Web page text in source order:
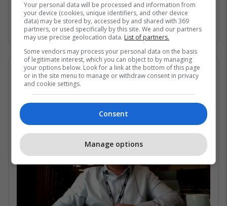
Gjirin Persik dhe nuk janë në gjendje të arrijnë
në det të hapur për shkak të bllokadës
iraniane. /Telegrafi/
07/05/2026 • 16:19
Në çfarë kushtesh mund të
rihapet Ngushtica e Hormuzit?
Your personal data will be processed and information from
your device (cookies, unique identifiers, and other device
data) may be stored by, accessed by and shared with 369
partners, or used specifically by this site. We and our partners
may use precise geolocation data. List of partners.
Some vendors may process your personal data on the basis
of legitimate interest, which you can object to by managing
your options below. Look for a link at the bottom of this page
or in the site menu to manage or withdraw consent in privacy
and cookie settings.
Consent
Manage options